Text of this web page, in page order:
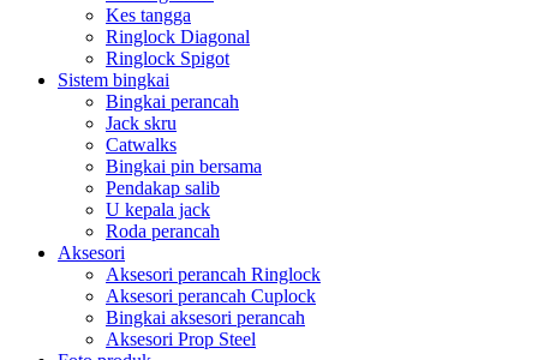
Kes tangga
Ringlock Diagonal
Ringlock Spigot
Sistem bingkai
Bingkai perancah
Jack skru
Catwalks
Bingkai pin bersama
Pendakap salib
U kepala jack
Roda perancah
Aksesori
Aksesori perancah Ringlock
Aksesori perancah Cuplock
Bingkai aksesori perancah
Aksesori Prop Steel